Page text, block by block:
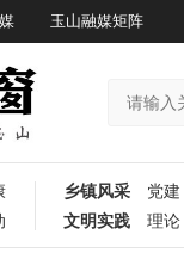
玉山融媒矩阵
乡镇风采 党建
文明实践
理论